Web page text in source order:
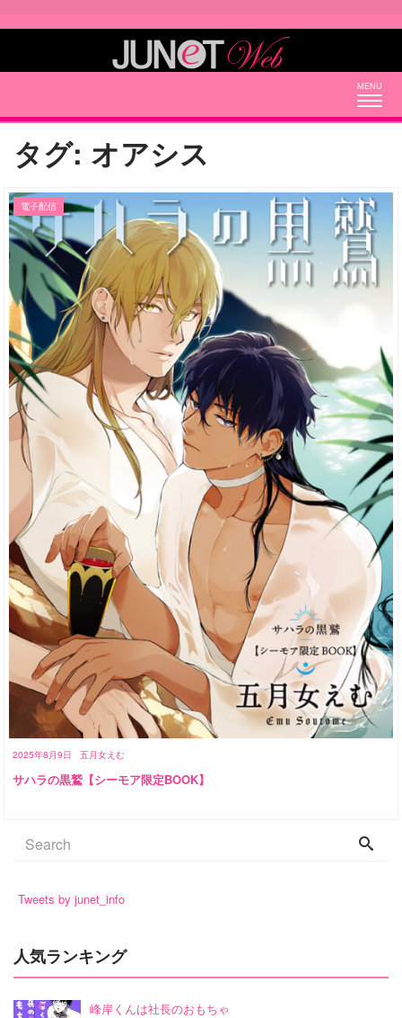
タグ: オアシス
2025年8月9日 五月女えむ
電子配信
サハラの黒鷲【シーモア限定BOOK】
Tweets by junet_info
人気ランキング
峰岸くんは社長のおもちゃ